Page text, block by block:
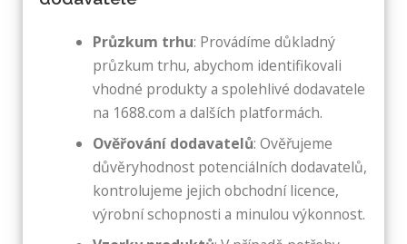
Průzkum trhu: Provádíme důkladný
průzkum trhu, abychom identifikovali
vhodné produkty a spolehlivé dodavatele
na 1688.com a dalších platformách.
Ověřování dodavatelů: Ověřujeme
důvěryhodnost potenciálních dodavatelů,
kontrolujeme jejich obchodní licence,
výrobní schopnosti a minulou výkonnost.